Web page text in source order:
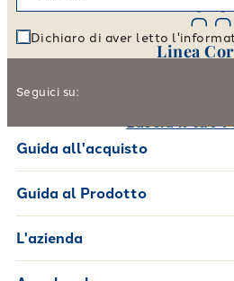
Linea
Aiutaci a migliorare i nostri
Dichiaro di aver letto
Seguici su:
Guida all'acquisto
Guida al Prodotto
L'azienda